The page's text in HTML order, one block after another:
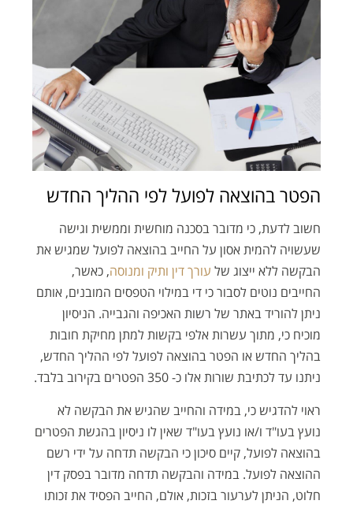
הפטר בהוצאה לפועל לפי ההליך החדש
חשוב לדעת, כי מדובר בסכנה מוחשית וממשית וגישה
שעשויה להמית אסון על החייב בהוצאה לפועל שמגיש את
הבקשה ללא ייצוג של עורך דין ותיק ומנוסה, כאשר,
החייבים נוטים לסבור כי די במילוי הטפסים המובנים, אותם
ניתן להוריד באתר של רשות האכיפה והגבייה. הניסיון
מוכיח כי, מתוך עשרות אלפי בקשות למתן מחיקת חובות
בהליך החדש או הפטר בהוצאה לפועל לפי ההליך החדש,
ניתנו עד לכתיבת שורות אלו כ- 350 הפטרים בקירוב בלבד.
ראוי להדגיש כי, במידה והחייב שהגיש את הבקשה לא
נועץ בעו"ד ו/או נועץ בעו"ד שאין לו ניסיון בהגשת הפטרים
בהוצאה לפועל, קיים סיכון כי הבקשה תדחה על ידי רשם
ההוצאה לפועל. במידה והבקשה תדחה מדובר בפסק דין
חלוט, הניתן לערעור בזכות, אולם, החייב הפסיד את זכותו